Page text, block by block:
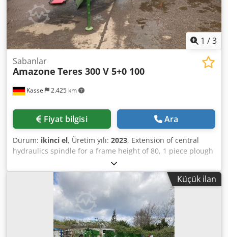
1 /3
Kassel 2.425 km
Sabanlar
Amazone Teres 300 V 5+0 100
Fiyat bilgisi Ara
Durum: ikinci el, Üretim yılı: 2023, Extension of central
hydraulics spindle for a frame height of 80, 1 piece plough
body STW / 35, 1 pair of mouldboards 430, 1 pair of heavy-
duty share points, 1 pair of insert plates for STW / 35, 1
pair of disc coulter holders for Variopf disc coulter D 500
serrated and / spring-mounted, 1 Dcodpfx Acsr Ucigotok
Küçük ilan